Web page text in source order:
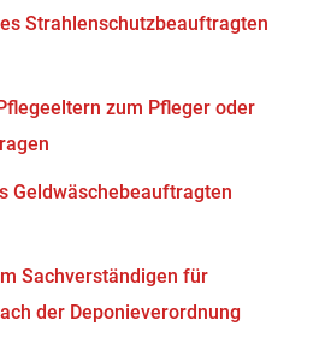
Strahlenschutzbeauftragten
zum Pfleger oder
Geldwäschebeauftragten
Sachverständigen für
der Deponieverordnung